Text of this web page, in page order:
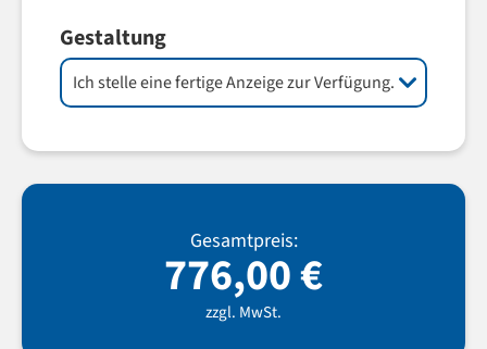
Gestaltung
Gesamtpreis:
776,00€
zzgl. MwSt.